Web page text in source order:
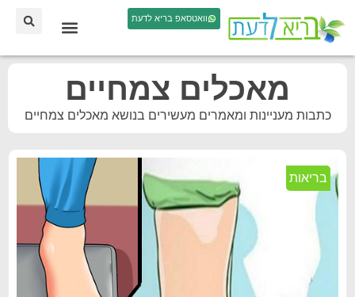
וואטסאפ בריא לדעת
מאכלים צמחיים
כתבות מעניינות ומאמרים מעשירים בנושא מאכלים צמחיים
בריאות